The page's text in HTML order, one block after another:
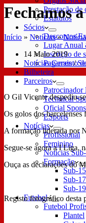
Prestação de
Estatutos
Sócios
Descontos
Lugar Anual
Inscrição de
Pagamento
Bilheteira
Parceiros
Patrocinador
Technical
Oficial
ESports
Notícias
Profissional
Feminino
Notícias
Formação
Sub-15
Sub-17
Sub-19
Futebol
Futebol
Plantel
Fechamos
Início » Notícias»
14 Maio 2019
Notícias Gerais/
O Gil Vicente despediu-
Os golos dos
A formação liderada por
Segue-se agora a I Liga,
Ouça as declarações do
Registo fotográfico desta